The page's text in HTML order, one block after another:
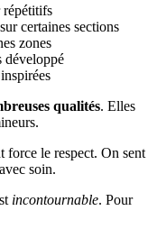
répétitifs
certaines sections
zones
développé
qualités. Elles
force le respect. On sent
soin.
incontournable. Pour